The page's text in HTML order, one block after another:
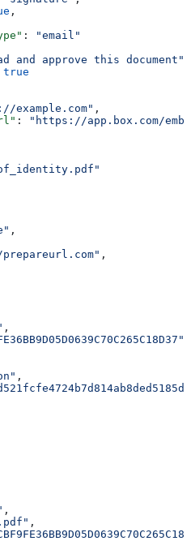
,
:
"email"
and approve this document"
true
example.com" ,
:
"https://app.box.com/
,
,
,
,
,
,